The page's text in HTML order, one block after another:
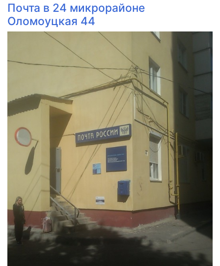
Почта в 24 микрорайоне
Оломоуцкая 44